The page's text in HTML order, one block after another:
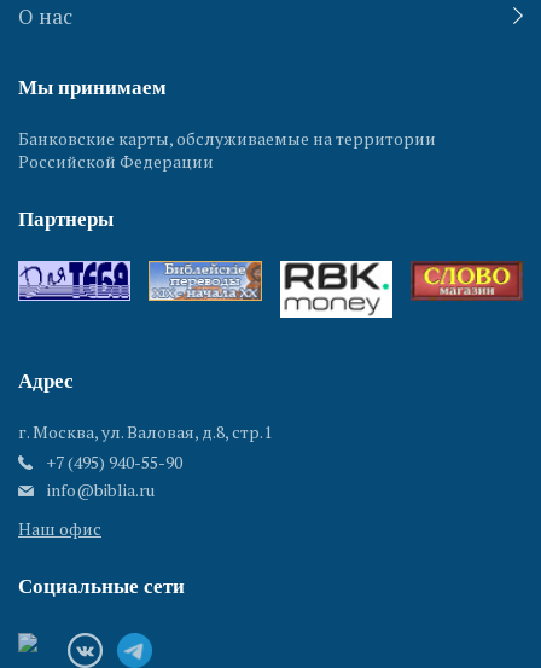
О нас
Мы принимаем
Банковские карты, обслуживаемые на территории
Российской Федерации
Партнеры
Адрес
г. Москва, ул. Валовая, д.8, стр.1
+7 (495) 940-55-90
info@biblia.ru
Наш офис
Социальные сети